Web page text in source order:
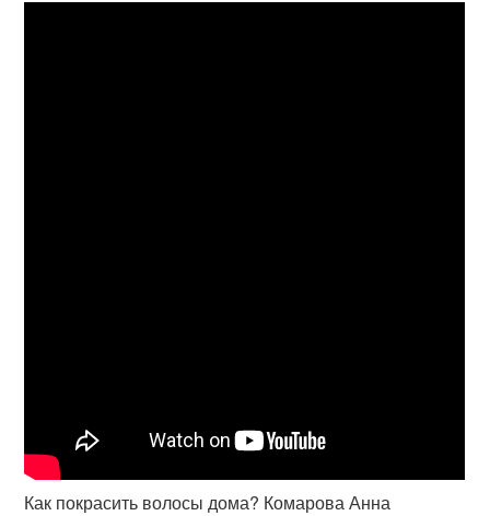
Как покрасить волосы дома? Комарова Анна